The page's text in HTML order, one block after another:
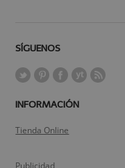
SÍGUENOS
INFORMACIÓN
Tienda Online
Publicidad